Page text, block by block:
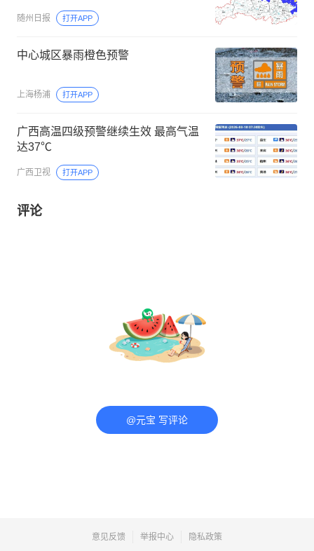
随州日报 打开APP
中心城区暴雨橙色预警
上海杨浦 打开APP
广西高温四级预警继续生效 最高气温
达37℃
广西卫视 打开APP
评论
@元宝 写评论
意见反馈 举报中心 隐私政策